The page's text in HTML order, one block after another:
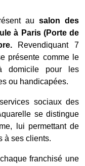
au salon des
à Paris (Porte de
Revendiquant 7
présente comme le
domicile pour les
ou handicapées.
sociaux des
se distingue
lui permettant de
à ses clients.
franchisé une